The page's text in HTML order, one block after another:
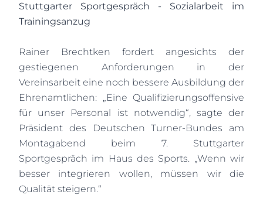
Stuttgarter Sportgespräch - Sozialarbeit im
Trainingsanzug
Rainer Brechtken fordert angesichts der
gestiegenen Anforderungen in der
Vereinsarbeit eine noch bessere Ausbildung der
Ehrenamtlichen: „Eine Qualifizierungsoffensive
für unser Personal ist notwendig“, sagte der
Präsident des Deutschen Turner-Bundes am
Montagabend beim 7. Stuttgarter
Sportgespräch im Haus des Sports. „Wenn wir
besser integrieren wollen, müssen wir die
Qualität steigern.“